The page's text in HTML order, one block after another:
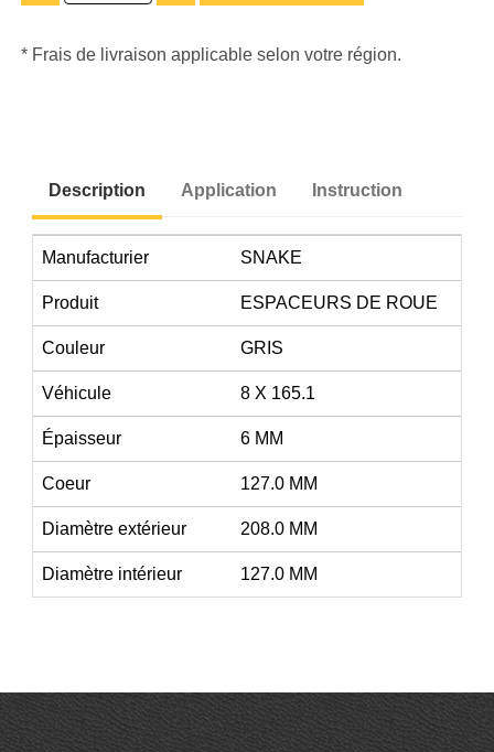
* Frais de livraison applicable selon votre région.
Description Application Instruction
Manufacturier SNAKE
Produit ESPACEURS DE ROUE
Couleur GRIS
Véhicule 8 X 165.1
Épaisseur 6 MM
Coeur 127.0 MM
Diamètre extérieur 208.0 MM
Diamètre intérieur 127.0 MM